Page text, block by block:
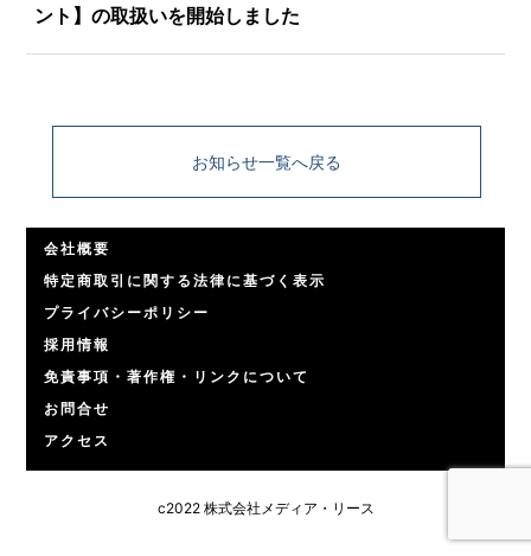
ント】の取扱いを開始しました
お知らせ一覧へ戻る
会社概要
特定商取引に関する法律に基づく表示
プライバシーポリシー
採用情報
免責事項・著作権・リンクについて
お問合せ
アクセス
c2022 株式会社メディア・リース